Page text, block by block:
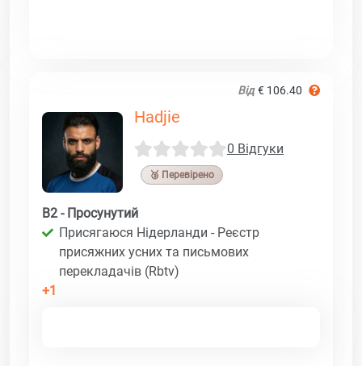
Від € 106.40
Hadjie
0 Відгуки
🥉 Перевірено
B2 - Просунутий
Присягаюся Нідерланди - Реєстр
присяжних усних та письмових
перекладачів (Rbtv)
+1